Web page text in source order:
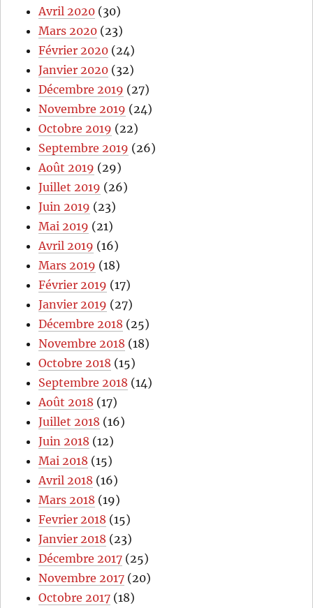
Avril 2020 (30)
Mars 2020 (23)
Février 2020 (24)
Janvier 2020 (32)
Décembre 2019 (27)
Novembre 2019 (24)
Octobre 2019 (22)
Septembre 2019 (26)
Août 2019 (29)
Juillet 2019 (26)
Juin 2019 (23)
Mai 2019 (21)
Avril 2019 (16)
Mars 2019 (18)
Février 2019 (17)
Janvier 2019 (27)
Décembre 2018 (25)
Novembre 2018 (18)
Octobre 2018 (15)
Septembre 2018 (14)
Août 2018 (17)
Juillet 2018 (16)
Juin 2018 (12)
Mai 2018 (15)
Avril 2018 (16)
Mars 2018 (19)
Fevrier 2018 (15)
Janvier 2018 (23)
Décembre 2017 (25)
Novembre 2017 (20)
Octobre 2017 (18)